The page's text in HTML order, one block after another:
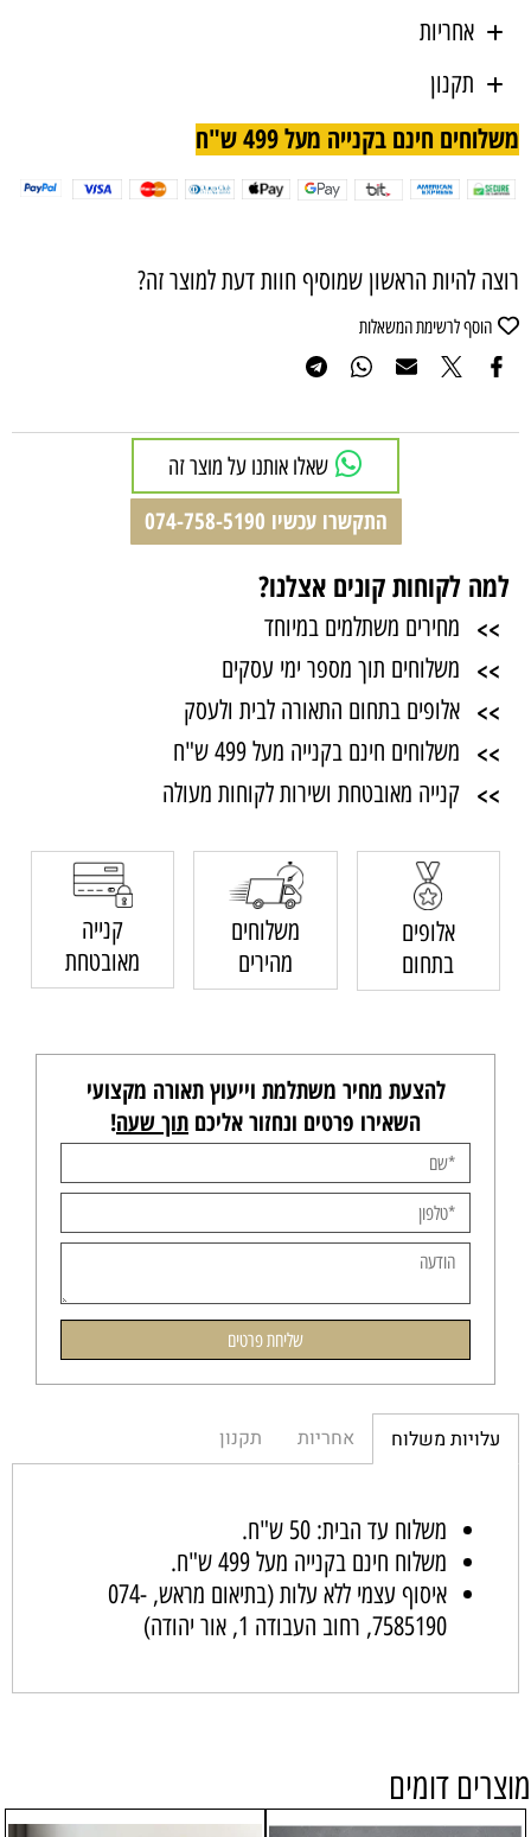
אחריות
תקנון
משלוחים חינם בקנייה מעל 499 ש"ח
רוצה להיות הראשון שמוסיף חוות דעת למוצר זה?
הוסף לרשימת המשאלות
שאלו אותנו על מוצר זה
התקשרו עכשיו 074-758-5190
למה לקוחות קונים אצלנו?
>> מחירים משתלמים במיוחד
>> משלוחים תוך מספר ימי עסקים
>> אלופים בתחום התאורה לבית ולעסק
>> משלוחים חינם בקנייה מעל 499 ש"ח
>> קנייה מאובטחת ושירות לקוחות מעולה
אלופים
בתחום
משלוחים
מהירים
קנייה
מאובטחת
להצעת מחיר משתלמת וייעוץ תאורה מקצועי
השאירו פרטים ונחזור אליכם תוך שעה!
עלויות משלוח אחריות תקנון
משלוח עד הבית: 50 ש"ח.
משלוח חינם בקנייה מעל 499 ש"ח.
איסוף עצמי ללא עלות (בתיאום מראש, 074-
7585190, רחוב העבודה 1, אור יהודה)
מוצרים דומים